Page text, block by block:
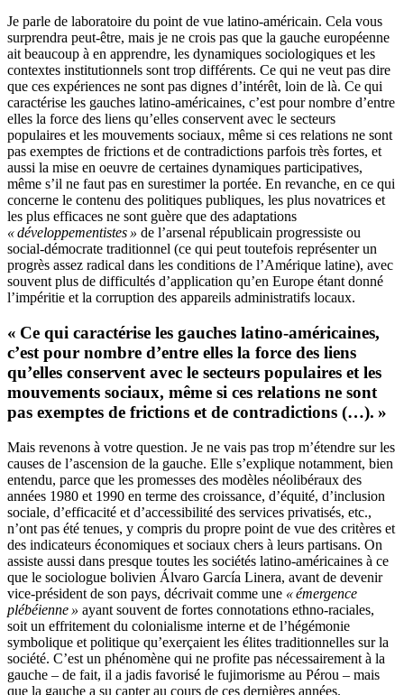
Je parle de laboratoire du point de vue latino-américain. Cela vous
surprendra peut-être, mais je ne crois pas que la gauche européenne
ait beaucoup à en apprendre, les dynamiques sociologiques et les
contextes institutionnels sont trop différents. Ce qui ne veut pas dire
que ces expériences ne sont pas dignes d’intérêt, loin de là. Ce qui
caractérise les gauches latino-américaines, c’est pour nombre d’entre
elles la force des liens qu’elles conservent avec le secteurs
populaires et les mouvements sociaux, même si ces relations ne sont
pas exemptes de frictions et de contradictions parfois très fortes, et
aussi la mise en oeuvre de certaines dynamiques participatives,
même s’il ne faut pas en surestimer la portée. En revanche, en ce qui
concerne le contenu des politiques publiques, les plus novatrices et
les plus efficaces ne sont guère que des adaptations
« développementistes » de l’arsenal républicain progressiste ou
social-démocrate traditionnel (ce qui peut toutefois représenter un
progrès assez radical dans les conditions de l’Amérique latine), avec
souvent plus de difficultés d’application qu’en Europe étant donné
l’impéritie et la corruption des appareils administratifs locaux.
« Ce qui caractérise les gauches latino-américaines,
c’est pour nombre d’entre elles la force des liens
qu’elles conservent avec le secteurs populaires et les
mouvements sociaux, même si ces relations ne sont
pas exemptes de frictions et de contradictions (…). »
Mais revenons à votre question. Je ne vais pas trop m’étendre sur les
causes de l’ascension de la gauche. Elle s’explique notamment, bien
entendu, parce que les promesses des modèles néolibéraux des
années 1980 et 1990 en terme des croissance, d’équité, d’inclusion
sociale, d’efficacité et d’accessibilité des services privatisés, etc.,
n’ont pas été tenues, y compris du propre point de vue des critères et
des indicateurs économiques et sociaux chers à leurs partisans. On
assiste aussi dans presque toutes les sociétés latino-américaines à ce
que le sociologue bolivien Álvaro García Linera, avant de devenir
vice-président de son pays, décrivait comme une « émergence
plébéienne » ayant souvent de fortes connotations ethno-raciales,
soit un effritement du colonialisme interne et de l’hégémonie
symbolique et politique qu’exerçaient les élites traditionnelles sur la
société. C’est un phénomène qui ne profite pas nécessairement à la
gauche – de fait, il a jadis favorisé le fujimorisme au Pérou – mais
que la gauche a su capter au cours de ces dernières années.